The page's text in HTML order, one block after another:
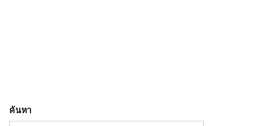
ค้นหา